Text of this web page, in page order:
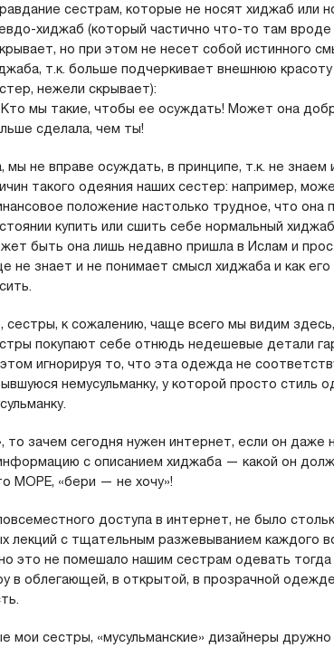
сестрам, которые не носят хиджаб или
хиджаб (который частично что-то там вроде
но при этом не несет собой истинного
т.к. больше подчеркивает внешнюю
нежели скрывает):
мы такие, чтобы ее осуждать! Может она
сделала, чем ты!
мы не вправе осуждать, в принципе, т.к. не знаем
такого одеяния наших сестер: например,
положение настолько трудное, что она
купить или сшить себе нормальный
быть она лишь недавно пришла в Ислам и
не знает и не понимает смысл хиджаба и как его
сестры, к сожалению, чаще всего мы видим
покупают себе отнюдь недешевые детали
игнорируя то, что эта одежда не
немусульманку, у которой просто стиль
то зачем сегодня нужен интернет, если он даже
с описанием хиджаба — какой он
МОРЕ, «бери — не хочу»!
доступа в интернет, не было
лекций с тщательным разжевыванием каждого
это не помешало нашим сестрам одевать
в облегающей, в открытой, в прозрачной
мои сестры, «мусульманские» дизайнеры